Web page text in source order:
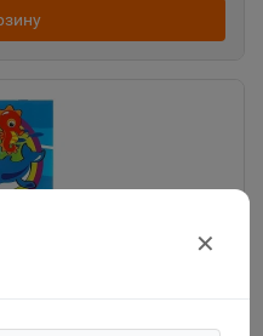
✕
Умка Морские